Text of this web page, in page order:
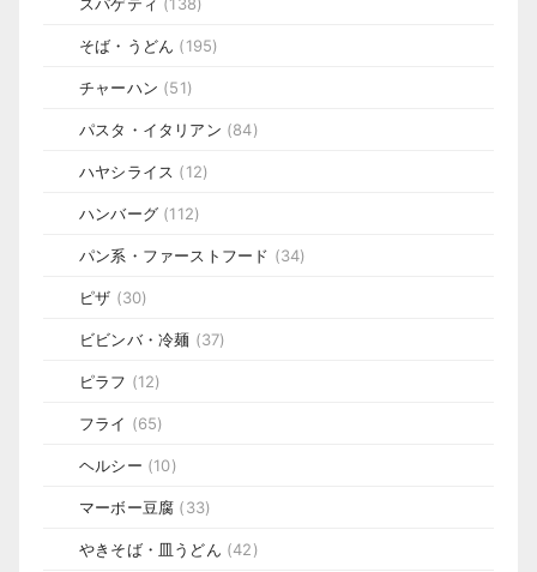
スパゲティ (138)
そば・うどん (195)
チャーハン (51)
パスタ・イタリアン (84)
ハヤシライス (12)
ハンバーグ (112)
パン系・ファーストフード (34)
ピザ (30)
ビビンバ・冷麺 (37)
ピラフ (12)
フライ (65)
ヘルシー (10)
マーボー豆腐 (33)
やきそば・皿うどん (42)